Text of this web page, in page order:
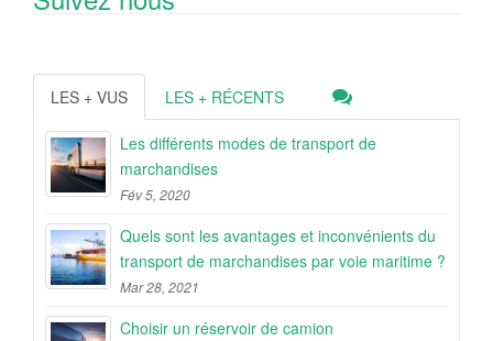
LES + VUS LES + RÉCENTS
Les différents modes de transport de
marchandises
Fév 5, 2020
Quels sont les avantages et inconvénients du
transport de marchandises par voie maritime ?
Mar 28, 2021
Choisir un réservoir de camion